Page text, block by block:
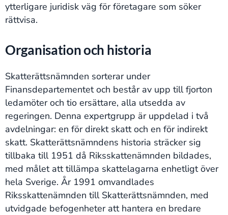
ytterligare juridisk väg för företagare som söker
rättvisa.
Organisation och historia
Skatterättsnämnden sorterar under
Finansdepartementet och består av upp till fjorton
ledamöter och tio ersättare, alla utsedda av
regeringen. Denna expertgrupp är uppdelad i två
avdelningar: en för direkt skatt och en för indirekt
skatt. Skatterättsnämndens historia sträcker sig
tillbaka till 1951 då Riksskattenämnden bildades,
med målet att tillämpa skattelagarna enhetligt över
hela Sverige. År 1991 omvandlades
Riksskattenämnden till Skatterättsnämnden, med
utvidgade befogenheter att hantera en bredare